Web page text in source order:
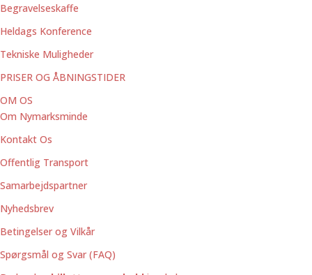
Begravelseskaffe
Heldags Konference
Tekniske Muligheder
PRISER OG ÅBNINGSTIDER
OM OS
Om Nymarksminde
Kontakt Os
Offentlig Transport
Samarbejdspartner
Nyhedsbrev
Betingelser og Vilkår
Spørgsmål og Svar (FAQ)